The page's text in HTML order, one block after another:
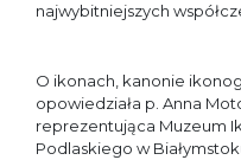
najwybitniejszych
O ikonach, kanonie
opowiedziała p. Anna
reprezentująca Muzeum
Podlaskiego w